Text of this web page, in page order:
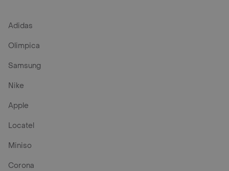
Adidas
Olimpica
Samsung
Nike
Apple
Locatel
Miniso
Corona